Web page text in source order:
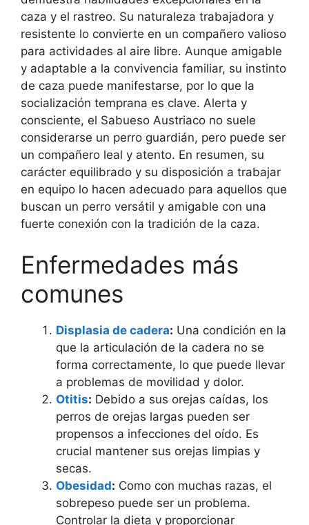
caza y el rastreo. Su naturaleza trabajadora y
resistente lo convierte en un compañero valioso
para actividades al aire libre. Aunque amigable
y adaptable a la convivencia familiar, su instinto
de caza puede manifestarse, por lo que la
socialización temprana es clave. Alerta y
consciente, el Sabueso Austriaco no suele
considerarse un perro guardián, pero puede ser
un compañero leal y atento. En resumen, su
carácter equilibrado y su disposición a trabajar
en equipo lo hacen adecuado para aquellos que
buscan un perro versátil y amigable con una
fuerte conexión con la tradición de la caza.
Enfermedades más
comunes
Displasia de cadera: Una condición en la
que la articulación de la cadera no se
forma correctamente, lo que puede llevar
a problemas de movilidad y dolor.
Otitis: Debido a sus orejas caídas, los
perros de orejas largas pueden ser
propensos a infecciones del oído. Es
crucial mantener sus orejas limpias y
secas.
Obesidad: Como con muchas razas, el
sobrepeso puede ser un problema.
Controlar la dieta y proporcionar